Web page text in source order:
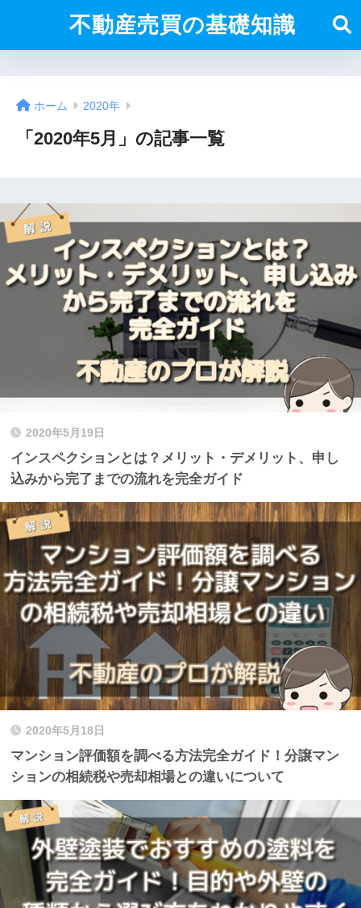
不動産売買の基礎知識
ホーム 2020年
「2020年5月」の記事一覧
2020年5月19日
インスペクションとは？メリット・デメリット、申し
込みから完了までの流れを完全ガイド
2020年5月18日
マンション評価額を調べる方法完全ガイド！分譲マン
ションの相続税や売却相場との違いについて